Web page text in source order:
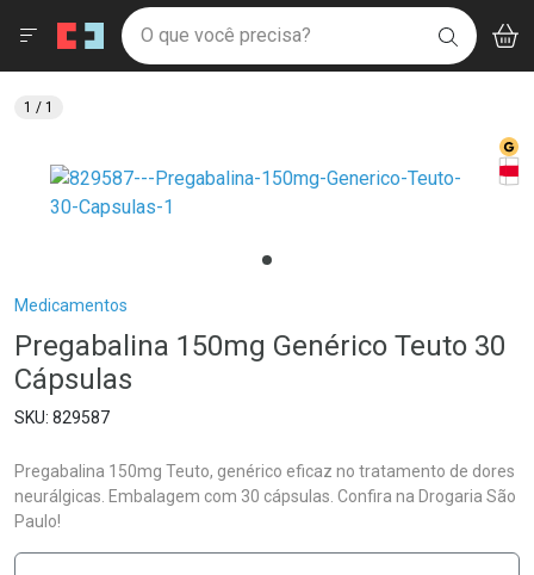
Drogaria São Paulo
Ir direto para a home
pela página
Ir direto para o conteúdo
Ir direto para a busca
Ir direto para a conta
Ir direto para a notificações
Ir direto para o carrinho
Ir direto para o menu
Faça a sua busca
O que você precisa? BUSCAR
Menu
Breadcrumb
Medicamentos
Pregabalina 150mg Genérico Teuto 30
Cápsulas
829587
Pregabalina 150mg Teuto, genérico eficaz no tratamento de dores
neurálgicas. Embalagem com 30 cápsulas. Confira na Drogaria São
Paulo!
1 / 1